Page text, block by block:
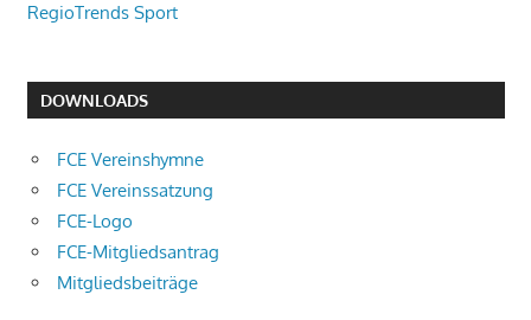
RegioTrends Sport
DOWNLOADS
FCE Vereinshymne
FCE Vereinssatzung
FCE-Logo
FCE-Mitgliedsantrag
Mitgliedsbeiträge